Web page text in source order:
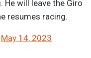
will leave the Giro
resumes racing.
May 14, 2023